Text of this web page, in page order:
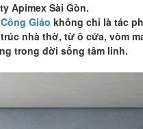
Apimex Sài Gòn.
Giáo không chỉ là tác
nhà thờ, từ ô cửa, vòm
trong đời sống tâm linh.